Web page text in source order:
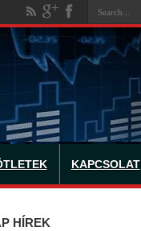
KAPCSOLAT
HÍREK